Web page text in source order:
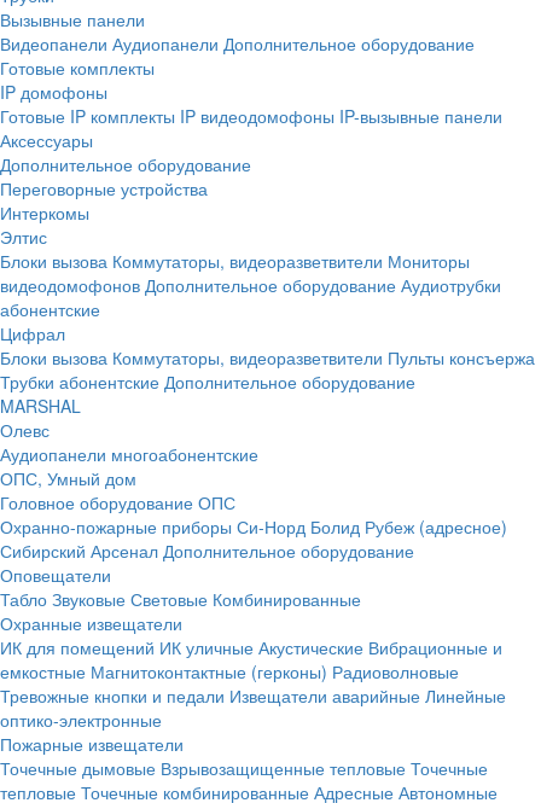
Вызывные панели
Видеопанели Аудиопанели Дополнительное оборудование
Готовые комплекты
IP домофоны
Готовые IP комплекты IP видеодомофоны IP-вызывные панели
Аксессуары
Дополнительное оборудование
Переговорные устройства
Интеркомы
Элтис
Блоки вызова Коммутаторы, видеоразветвители Мониторы
видеодомофонов Дополнительное оборудование Аудиотрубки
абонентские
Цифрал
Блоки вызова Коммутаторы, видеоразветвители Пульты консъержа
Трубки абонентские Дополнительное оборудование
MARSHAL
Олевс
Аудиопанели многоабонентские
ОПС, Умный дом
Головное оборудование ОПС
Охранно-пожарные приборы Си-Норд Болид Рубеж (адресное)
Сибирский Арсенал Дополнительное оборудование
Оповещатели
Табло Звуковые Световые Комбинированные
Охранные извещатели
ИК для помещений ИК уличные Акустические Вибрационные и
емкостные Магнитоконтактные (герконы) Радиоволновые
Тревожные кнопки и педали Извещатели аварийные Линейные
оптико-электронные
Пожарные извещатели
Точечные дымовые Взрывозащищенные тепловые Точечные
тепловые Точечные комбинированные Адресные Автономные